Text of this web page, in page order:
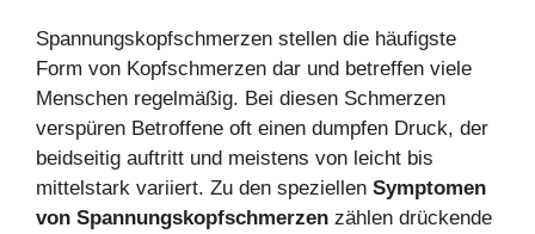
Spannungskopfschmerzen stellen die häufigste
Form von Kopfschmerzen dar und betreffen viele
Menschen regelmäßig. Bei diesen Schmerzen
verspüren Betroffene oft einen dumpfen Druck, der
beidseitig auftritt und meistens von leicht bis
mittelstark variiert. Zu den speziellen Symptomen
von Spannungskopfschmerzen zählen drückende